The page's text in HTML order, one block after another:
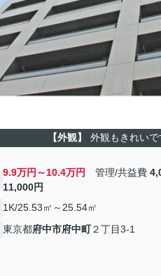
【外観】 外観もきれいで
9.9万円～10.4万円 管理/共益費
11,000円
1K/25.53㎡～25.54㎡
東京都府中市府中町２丁目3-1